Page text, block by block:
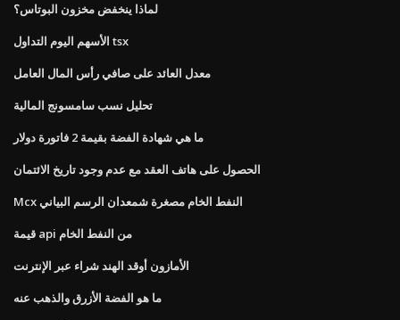
لماذا ينخفض ​​مخزون البوتاس؟
الأسهم اليوم التداول tsx
معدل العائد على صافي رأس المال العامل
تحليل نسب سامسونج المالية
ما هي شهادة الفضة بقيمة 2 فاتورة دولار
الحصول على هاتف العقد مع عدم وجود تاريخ الائتمان
Mcx النفط الخام مصغرة شمعدان الرسم البياني
قيمة api من النفط الخام
الأمازون أوقد الهند شراء عبر الإنترنت
ما هو الفضة الأزرق والذهب عنه